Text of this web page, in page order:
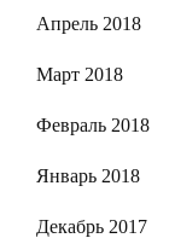
Апрель 2018
Март 2018
Февраль 2018
Январь 2018
Декабрь 2017